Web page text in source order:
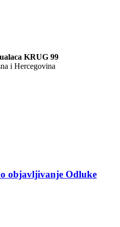
KRUG 99
i Hercegovina
objavljivanje Odluke